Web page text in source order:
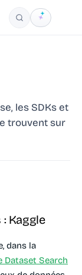
Rechercher
les SDKs et
trouvent sur
Kaggle
dans la
Dataset Search